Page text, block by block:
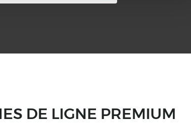
DE LIGNE PREMIUM